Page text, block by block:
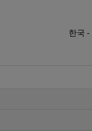
한국 -